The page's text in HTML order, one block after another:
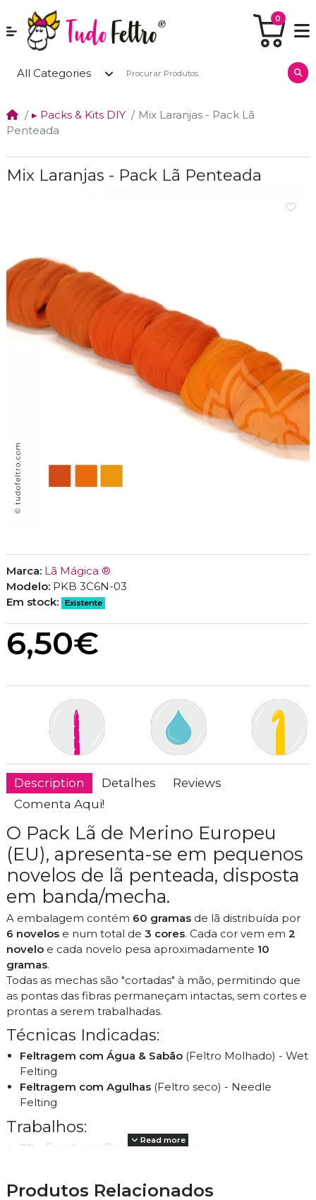
0
All Categories
▸ Packs & Kits DIY
Mix Laranjas - Pack Lã
Penteada
Mix Laranjas - Pack Lã Penteada
Marca: Lã Mágica ®
Modelo: PKB 3C6N-03
Em stock:
Existente
6,50€
Description Detalhes
Reviews
Comenta Aqui!
O Pack Lã de Merino Europeu
(EU), apresenta-se em pequenos
novelos de lã penteada, disposta
em banda/mecha.
A embalagem contém 60 gramas de lã distribuída por
6 novelos e num total de 3 cores. Cada cor vem em 2
novelo e cada novelo pesa aproximadamente 10
gramas.
Todas as mechas são "cortadas" à mão, permitindo que
as pontas das fibras permaneçam intactas, sem cortes e
prontas a serem trabalhadas.
Técnicas Indicadas:
Feltragem com Água & Sabão (Feltro Molhado) - Wet
Felting
Feltragem com Agulhas (Feltro seco) - Needle
Felting
Trabalhos:
3D
- Esculturas, Bonecos, Animais
Alimentos
Read more
Produtos Relacionados